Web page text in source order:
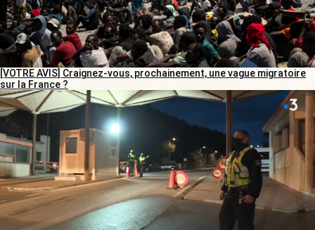
[VOTRE AVIS] Craignez-vous, prochainement, une vague migratoire
sur la France ?